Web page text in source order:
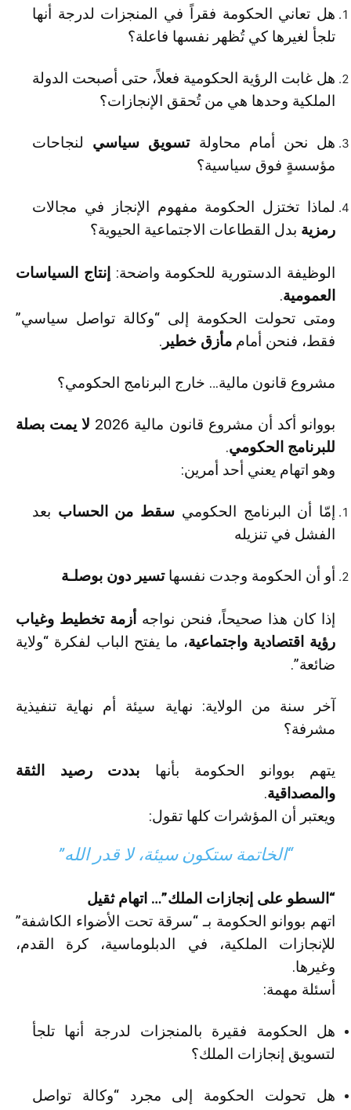
هل تعاني الحكومة فقراً في المنجزات لدرجة أنها
تلجأ لغيرها كي تُظهر نفسها فاعلة؟
هل غابت الرؤية الحكومية فعلاً، حتى أصبحت الدولة
الملكية وحدها هي من تُحقق الإنجازات؟
هل نحن أمام محاولةتسويق سياسي لنجاحات
مؤسسةٍ فوق سياسية؟
لماذا تختزل الحكومة مفهوم الإنجاز في مجالات
رمزية بدل القطاعات الاجتماعية الحيوية؟
الوظيفة الدستورية للحكومة واضحة: إنتاج السياسات
العمومية.
ومتى تحولت الحكومة إلى “وكالة تواصل سياسي”
فقط، فنحن أمام مأزق خطير .
مشروع قانون مالية… خارج البرنامج الحكومي؟
بووانو أكد أن مشروع قانون مالية 2026
لا يمت بصلة
للبرنامج الحكومي.
وهو اتهام يعني أحد أمرين:
إمّا أن البرنامج الحكومي سقط من الحساب بعد
الفشل في تنزيله
أو أن الحكومة وجدت نفسهاتسير دون بوصلـة
إذا كان هذا صحيحاً، فنحن نواجه أزمة تخطيط وغياب
رؤية اقتصادية واجتماعية، ما يفتح الباب لفكرة “ولاية
ضائعة”.
آخر سنة من الولاية: نهاية سيئة أم نهاية تنفيذية
مشرفة؟
يتهم بووانو الحكومة بأنها بددت رصيد الثقة
والمصداقية.
ويعتبر أن المؤشرات كلها تقول:
“الخاتمة ستكون سيئة، لا قدر الله”
“السطو على إنجازات الملك”… اتهام ثقيل
اتهم بووانو الحكومة بـ “سرقة تحت الأضواء الكاشفة”
للإنجازات الملكية، في الدبلوماسية، كرة القدم،
وغيرها.
أسئلة مهمة:
هل الحكومة فقيرة بالمنجزات لدرجة أنها تلجأ
لتسويق إنجازات الملك؟
هل تحولت الحكومة إلى مجرد “وكالة تواصل